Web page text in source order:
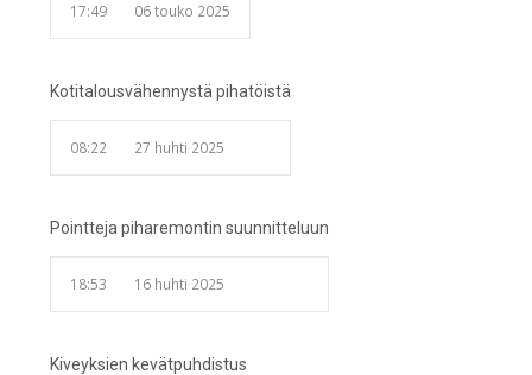
17:49 06 touko 2025
Kotitalousvähennystä pihatöistä
08:22 27 huhti 2025
Pointteja piharemontin suunnitteluun
18:53 16 huhti 2025
Kiveyksien kevätpuhdistus